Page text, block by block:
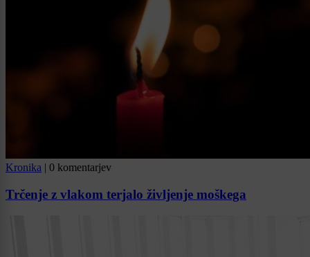
Kronika | 0 komentarjev
Trčenje z vlakom terjalo življenje moškega